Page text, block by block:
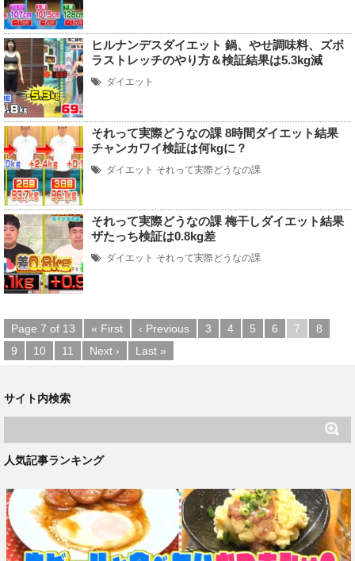
ヒルナンデスダイエット 鍋、やせ調味料、ズボ
ラストレッチのやり方＆検証結果は5.3kg減
ダイエット
それって実際どうなの課 8時間ダイエット結果
チャンカワイ検証は何kgに？
ダイエット それって実際どうなの課
それって実際どうなの課 梅干しダイエット結果
ザたっち検証は0.8kg差
ダイエット それって実際どうなの課
Page 7 of 13 « First ‹ Previous 3 4 5 6 7
8
9
10 11 Next › Last »
サイト内検索
人気記事ランキング